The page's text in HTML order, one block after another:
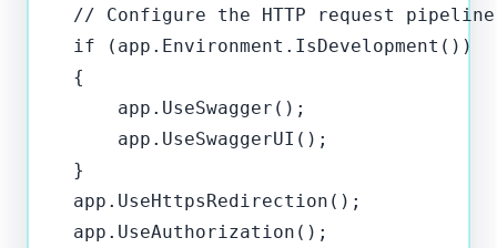
// Configure the HTTP request
    if (app.Environment.IsDevelopment())
    {
        app.UseSwagger();
        app.UseSwaggerUI();
    }
    app.UseHttpsRedirection();
    app.UseAuthorization();